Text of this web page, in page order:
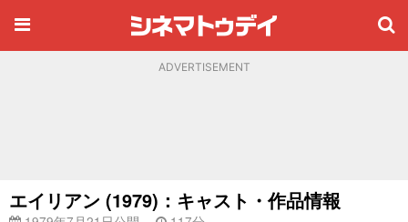
ADVERTISEMENT
エイリアン (1979)：キャスト・作品情報